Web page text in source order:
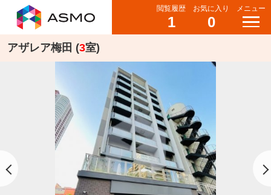
閲覧履歴
1
お気に入り
0
メニュー
アザレア梅田 (3室)